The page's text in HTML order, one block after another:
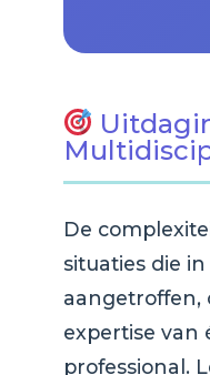
De
situaties die
aangetroffen,
expertise van
professional.